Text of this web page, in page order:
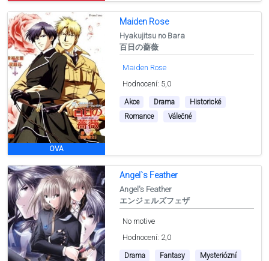
OVA
Maiden Rose
Hyakujitsu no Bara
百日の薔薇
Maiden Rose
Hodnocení: 5,0
Akce Drama
Historické
Romance
Válečné
Angel`s Feather
Angel's Feather
エンジェルズフェザ
No motive
Hodnocení: 2,0
Drama Fantasy
Mysteriózní